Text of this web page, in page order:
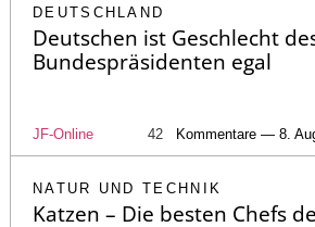
DEUTSCHLAND
Deutschen ist Geschlecht
Bundespräsidenten egal
JF-Online 42 Kommentare — 8.
NATUR UND TECHNIK
Katzen – Die besten Chefs